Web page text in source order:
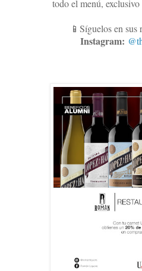
todo el menú,
📱Síguelos en sus
Instagram: